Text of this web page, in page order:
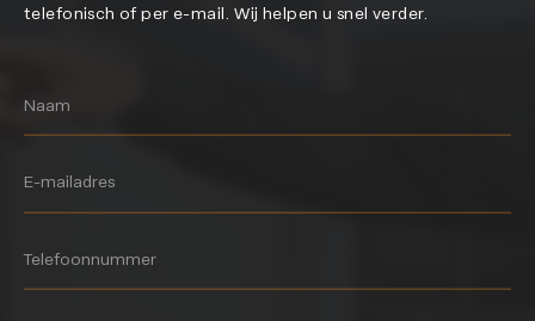
telefonisch of per e-mail. Wij helpen u snel verder.
Naam
E-mailadres
Telefoonnummer